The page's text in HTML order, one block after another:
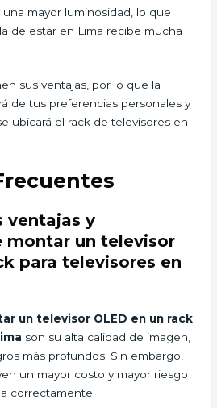
mayor luminosidad, lo que
de estar en Lima recibe mucha
sus ventajas, por lo que la
de tus preferencias personales y
ubicará el rack de televisores en
ventajas y
montar un televisor
para televisores en
un televisor OLED en un rack
son su alta calidad de imagen,
más profundos. Sin embargo,
un mayor costo y mayor riesgo
correctamente.